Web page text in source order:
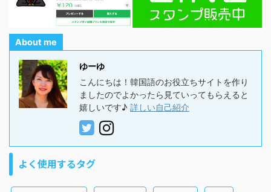
About me
ゆーゆ
こんにちは！韓国語のお役立ちサイトを作り
ましたのでよかったら見ていってもらえると
嬉しいです♪ 詳しい自己紹介
よく使用するタグ